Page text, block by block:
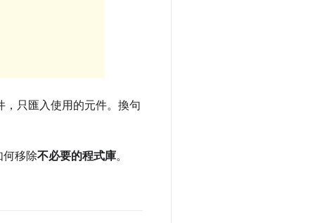
只匯入使用的元件。換句
移除不必要的程式庫。